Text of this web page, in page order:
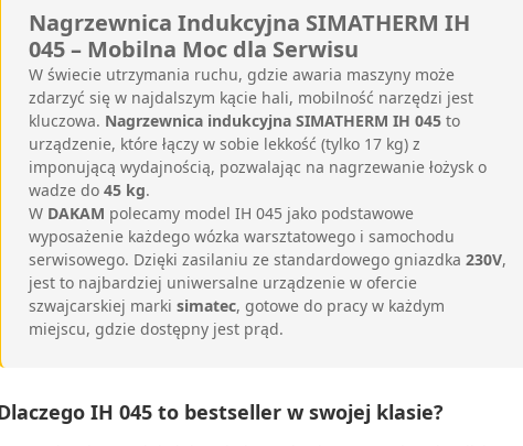
Nagrzewnica Indukcyjna SIMATHERM IH
045 – Mobilna Moc dla Serwisu
W świecie utrzymania ruchu, gdzie awaria maszyny może
zdarzyć się w najdalszym kącie hali, mobilność narzędzi jest
kluczowa. Nagrzewnica indukcyjna SIMATHERM IH 045 to
urządzenie, które łączy w sobie lekkość (tylko 17 kg) z
imponującą wydajnością, pozwalając na nagrzewanie łożysk o
wadze do 45 kg.
W DAKAM polecamy model IH 045 jako podstawowe
wyposażenie każdego wózka warsztatowego i samochodu
serwisowego. Dzięki zasilaniu ze standardowego gniazdka 230V,
jest to najbardziej uniwersalne urządzenie w ofercie
szwajcarskiej marki simatec, gotowe do pracy w każdym
miejscu, gdzie dostępny jest prąd.
IH 045 to bestseller w swojej klasie?